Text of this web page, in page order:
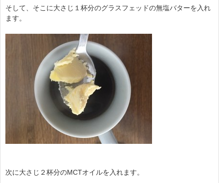
そして、そこに大さじ１杯分のグラスフェッドの無塩バターを入れ
ます。
次に大さじ２杯分のMCTオイルを入れます。